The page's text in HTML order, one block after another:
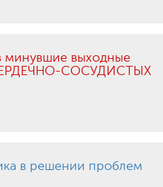
выходные
СОСУДИСТЫХ
в решении проблем